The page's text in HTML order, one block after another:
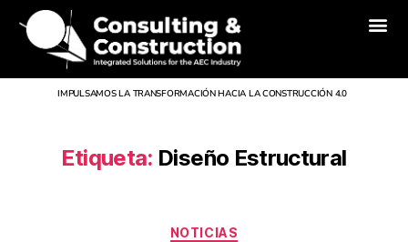
IMPULSAMOS LA TRANSFORMACIÓN HACIA LA CONSTRUCCIÓN 4.0
Etiqueta: Diseño Estructural
NOTICIAS